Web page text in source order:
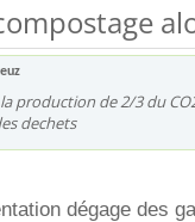
production de 2/3 du
dechets
dégage des